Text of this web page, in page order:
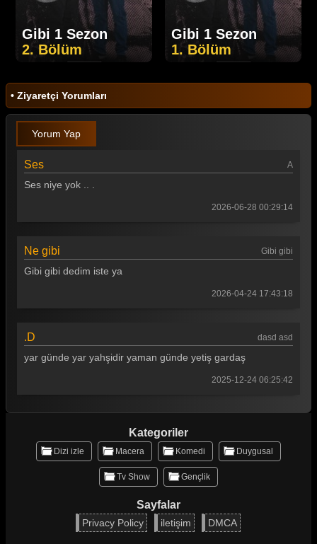
Gibi 1 Sezon
2. Bölüm
Gibi 1 Sezon
1. Bölüm
• Ziyaretçi Yorumları
Yorum Yap
Ses A
Ses niye yok .. .
2026-06-28 00:29:14
Ne gibi Gibi gibi
Gibi gibi dedim iste ya
2026-04-24 17:43:18
.D dasd asd
yar günde yar yahşidir yaman günde yetiş gardaş
2025-12-24 06:25:42
Kategoriler
Dizi izle Macera Komedi Duygusal
Tv Show Gençlik
Sayfalar
Privacy Policy iletişim DMCA